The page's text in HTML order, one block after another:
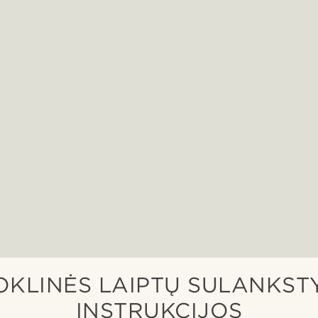
LAIPTŲ
INSTRUKCIJOS